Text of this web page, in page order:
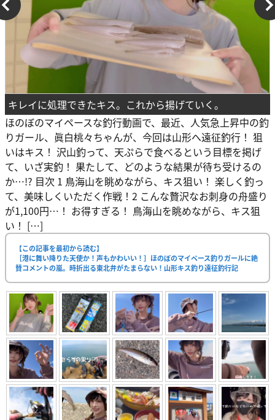
キレイに処理できたキス。これから揚げていく。
ほのぼのマイペースな釣行動画で、最近、人気急上昇中の釣
りガール、眞白桃々ちゃんが、今回は山形へ遠征釣行！ 狙
いはキス！ 沢山釣って、天ぷらで食べるという目標を掲げ
て、いざ実釣！ 果たして、どのような結果が待ち受けるの
か…!? 目次 1 鳥海山を眺めながら、キス狙い！ 楽しく釣っ
て、美味しくいただく作戦！2 こんな贅沢なお刺身の舟盛り
が1,100円…！ お得すぎる！ 鳥海山を眺めながら、キス狙
い！ […]
【この記事を最初から読む】
［港に舞い降りた天使か！声もかわいい！］ほのぼのマイペース釣りガールに絶
賛コメントの嵐。時折出る東北弁がたまらない！山形キス釣り遠征釣行記